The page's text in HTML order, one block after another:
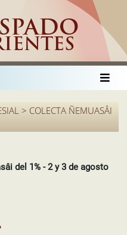
> COLECTA ÑEMUASÂI
del 1% - 2 y 3 de agosto